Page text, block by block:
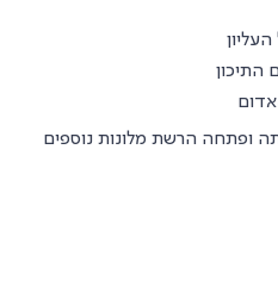
התיכון
ופתחה הרשת מלונות נוספים